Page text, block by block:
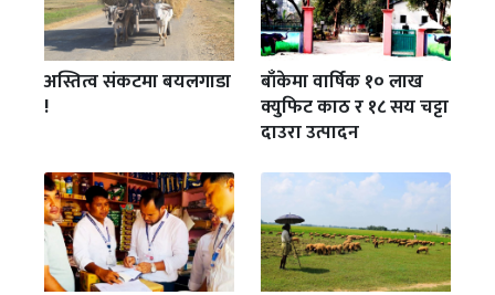
अस्तित्व संकटमा बयलगाडा
!
बाँकेमा वार्षिक १० लाख
क्युफिट काठ र १८ सय चट्टा
दाउरा उत्पादन